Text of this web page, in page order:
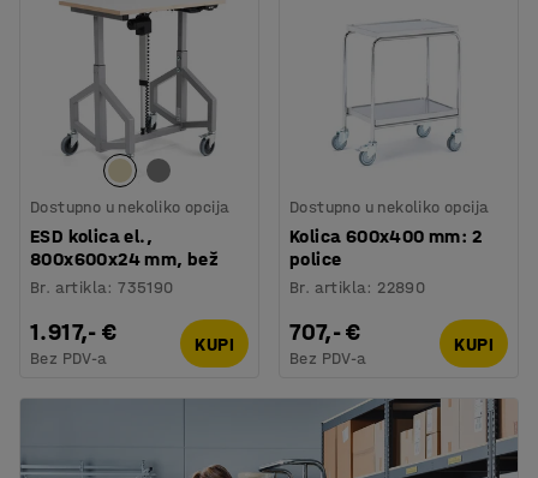
Dostupno u nekoliko opcija
ESD kolica el.,
800x600x24 mm, bež
Br. artikla:735190
1.917,- €
Bez PDV-a
KUPI
Dostupno u nekoliko opcija
Kolica 600x400 mm: 2
police
Br. artikla: 22890
707,- €
Bez PDV-a
KUPI